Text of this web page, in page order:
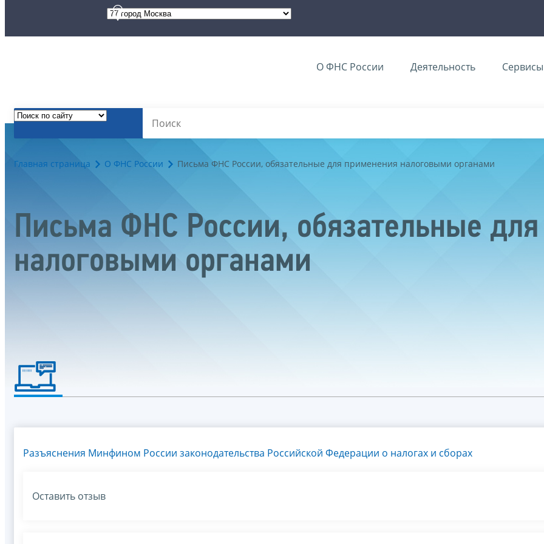
О ФНС России Деятельность Сервисы
Главная страница О ФНС России Письма ФНС России, обязательные для применения налоговыми органами
Письма ФНС России, обязательные
налоговыми органами
Разъяснения Минфином России законодательства Российской Федерации о налогах и сборах
Оставить отзыв